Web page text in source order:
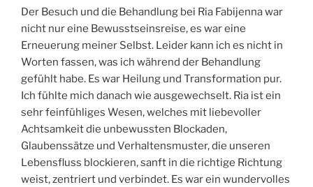
Der Besuch und die Behandlung bei Ria Fabijenna war
nicht nur eine Bewusstseinsreise, es war eine
Erneuerung meiner Selbst. Leider kann ich es nicht in
Worten fassen, was ich während der Behandlung
gefühlt habe. Es war Heilung und Transformation pur.
Ich fühlte mich danach wie ausgewechselt. Ria ist ein
sehr feinfühliges Wesen, welches mit liebevoller
Achtsamkeit die unbewussten Blockaden,
Glaubenssätze und Verhaltensmuster, die unseren
Lebensfluss blockieren, sanft in die richtige Richtung
weist, zentriert und verbindet. Es war ein wundervolles